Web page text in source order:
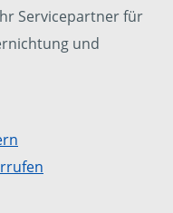
Servicepartner für
und